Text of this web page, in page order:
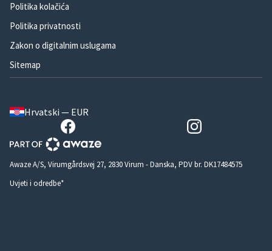
Politika kolačića
Politika privatnosti
Zakon o digitalnim uslugama
Sitemap
Hrvatski — EUR
Awaze A/S, Virumgårdsvej 27, 2830 Virum - Danska, PDV br. DK17484575
Uvjeti i odredbe*